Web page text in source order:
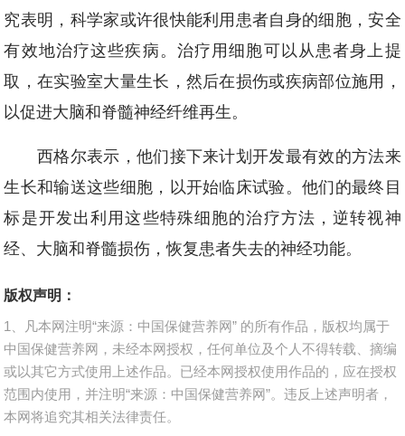
究表明，科学家或许很快能利用患者自身的细胞，安全
有效地治疗这些疾病。治疗用细胞可以从患者身上提
取，在实验室大量生长，然后在损伤或疾病部位施用，
以促进大脑和脊髓神经纤维再生。
西格尔表示，他们接下来计划开发最有效的方法来
生长和输送这些细胞，以开始临床试验。他们的最终目
标是开发出利用这些特殊细胞的治疗方法，逆转视神
经、大脑和脊髓损伤，恢复患者失去的神经功能。
版权声明：
1、凡本网注明“来源：中国保健营养网” 的所有作品，版权均属于
中国保健营养网，未经本网授权，任何单位及个人不得转载、摘编
或以其它方式使用上述作品。已经本网授权使用作品的，应在授权
范围内使用，并注明“来源：中国保健营养网”。违反上述声明者，
本网将追究其相关法律责任。